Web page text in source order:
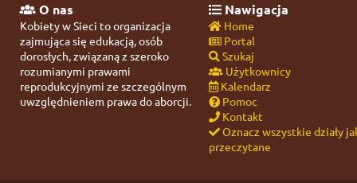
O nas
Kobiety w Sieci to organizacja
zajmująca się edukacją, osób
dorosłych, związaną z szeroko
rozumianymi prawami
reprodukcyjnymi ze szczególnym
uwzględnieniem prawa do aborcji.
Nawigacja
Home
Portal
Szukaj
Użytkownicy
Kalendarz
Pomoc
Kontakt
Oznacz wszystkie działy
przeczytane